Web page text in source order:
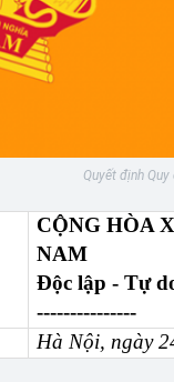
Quyết định
CỘNG HÒA
NAM
Độc lập - Tự
---------------
Hà Nội, ngày